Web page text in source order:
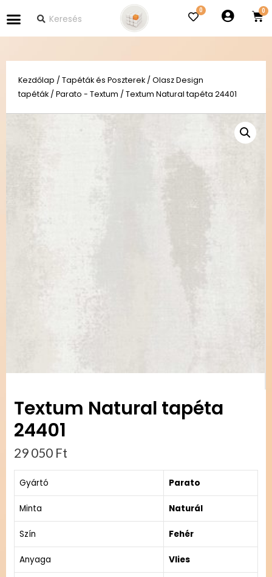
0
Kezdőlap / Tapéták és Poszterek / Olasz Design
tapéták / Parato - Textum / Textum Natural tapéta 24401
Textum Natural tapéta
24401
29 050 Ft
Gyártó Parato
Minta Naturál
Szín Fehér
Anyaga Vlies